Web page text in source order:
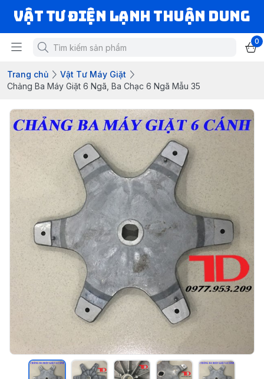
VẬT TƯ ĐIỆN LẠNH THUẬN DUNG
0
Trang chủ
Vật Tư Máy Giặt
Chảng Ba Máy Giặt 6 Ngã, Ba Chạc 6 Ngã Mẫu 35